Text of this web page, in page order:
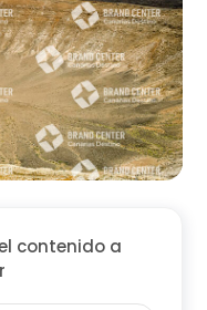
contenido a